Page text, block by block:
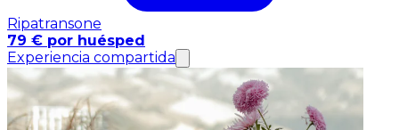
Ripatransone
79 € por huésped
Experiencia compartida